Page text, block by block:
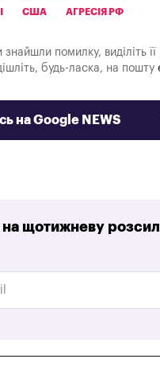
США АГРЕСІЯ РФ
знайшли помилку, виділіть
будь-ласка, на пошту
на Google NEWS
щотижневу